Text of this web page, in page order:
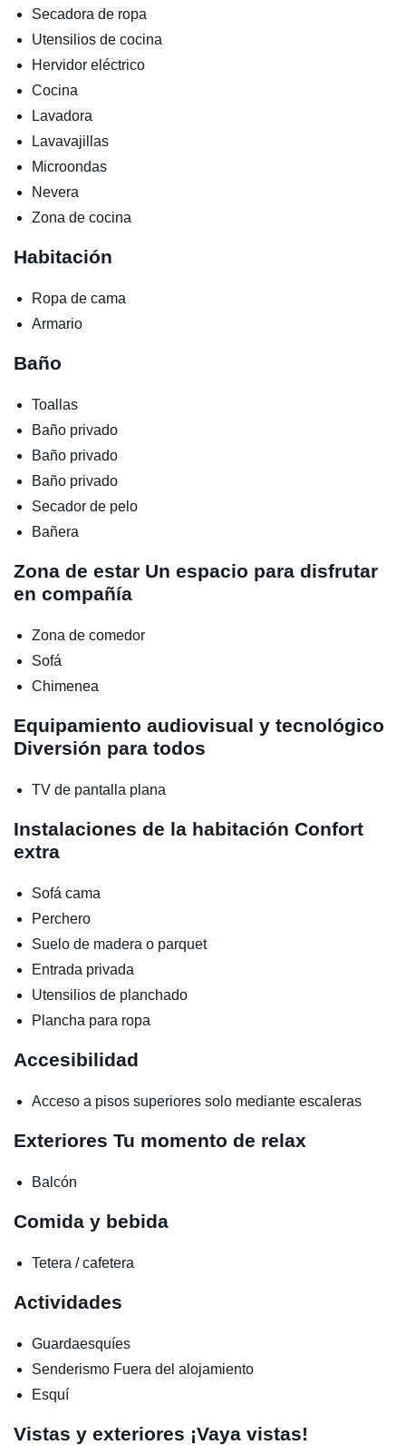
Secadora de ropa
Utensilios de cocina
Hervidor eléctrico
Cocina
Lavadora
Lavavajillas
Microondas
Nevera
Zona de cocina
Habitación
Ropa de cama
Armario
Baño
Toallas
Baño privado
Baño privado
Baño privado
Secador de pelo
Bañera
Zona de estar Un espacio para disfrutar
en compañía
Zona de comedor
Sofá
Chimenea
Equipamiento audiovisual y tecnológico
Diversión para todos
TV de pantalla plana
Instalaciones de la habitación Confort
extra
Sofá cama
Perchero
Suelo de madera o parquet
Entrada privada
Utensilios de planchado
Plancha para ropa
Accesibilidad
Acceso a pisos superiores solo mediante escaleras
Exteriores Tu momento de relax
Balcón
Comida y bebida
Tetera / cafetera
Actividades
Guardaesquíes
Senderismo Fuera del alojamiento
Esquí
Vistas y exteriores ¡Vaya vistas!